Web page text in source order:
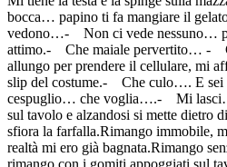
bocca… papino ti fa mangiare il
vedono…- Non ci vede nessuno…
attimo.- Che maiale pervertito… -
allungo per prendere il cellulare, mi
slip del costume.- Che culo…. E sei
cespuglio… che voglia….- Mi
sul tavolo e alzandosi si mette dietro
sfiora la farfalla.Rimango immobile,
realtà mi ero già bagnata.Rimango
rimango con i gomiti appoggiati sul